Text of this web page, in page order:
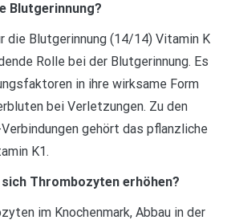
Blutgerinnung?
die Blutgerinnung (14/14) Vitamin K
Rolle bei der Blutgerinnung. Es
in ihre wirksame Form
bei Verletzungen. Zu den
gehört das pflanzliche
K1.
Thrombozyten erhöhen?
im Knochenmark, Abbau in der